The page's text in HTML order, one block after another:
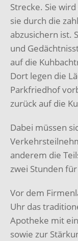
Strecke. Sie
sie durch die
abzusichern ist.
und
auf die
Dort legen die
Parkfriedhof
zurück auf die
Dabei müssen
anderem die
zwei Stunden
Vor dem
Uhr das
Apotheke mit
sowie zur